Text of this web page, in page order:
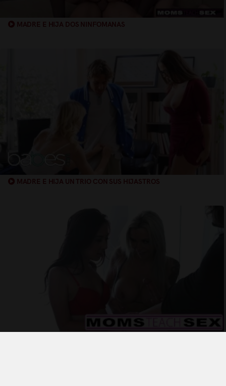
MADRE E HIJA DOS NINFOMANAS
MADRE E HIJA UN TRIO CON SUS HIJASTROS